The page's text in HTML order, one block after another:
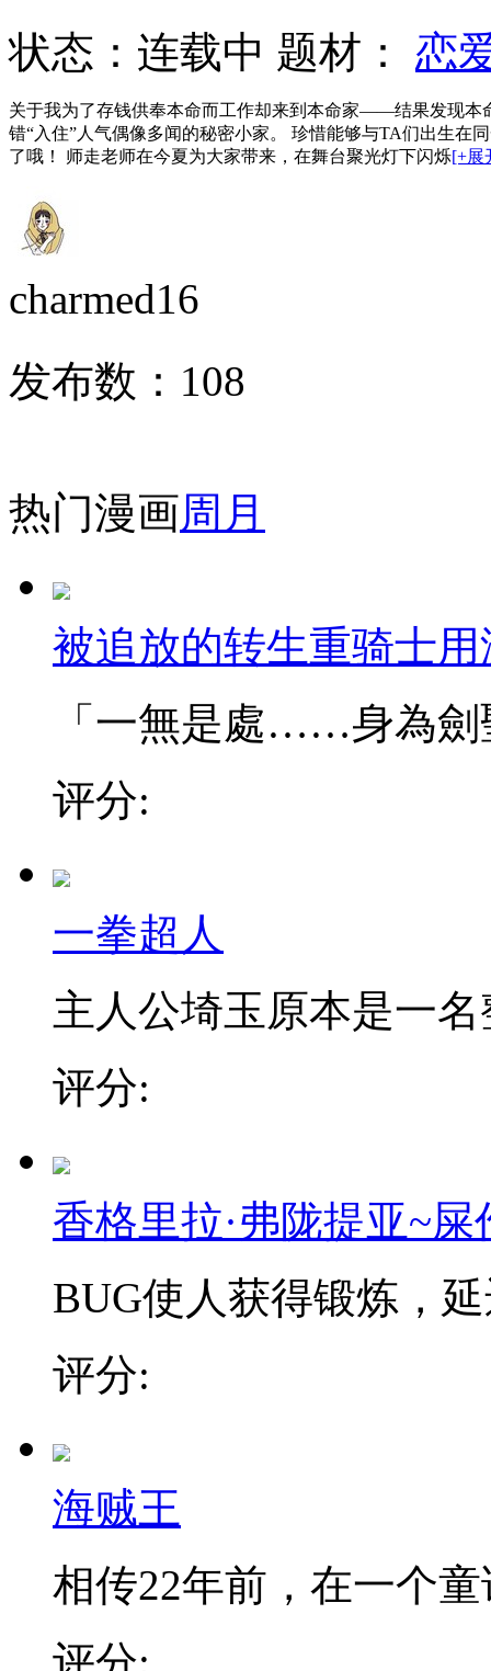
状态： 连载中 题材： 恋
关于我为了存钱供奉本命而工作却来到本命家——结果发现本
错“入住”人气偶像多闻的秘密小家。 珍惜能够与TA们出生在
了哦！ 师走老师在今夏为大家带来，在舞台聚光灯下闪烁[+展
charmed16
发布数： 108
热门漫画周 月
被追放的转生重骑士
「一無是處……身為劍
评分:
一拳超人
主人公埼玉原本是一名
评分:
香格里拉·弗陇提亚~
BUG使人获得锻炼，
评分:
海贼王
相传22年前，在一个